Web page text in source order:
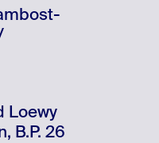
Loewy
B.P. 26